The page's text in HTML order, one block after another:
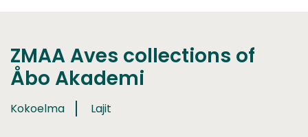
ZMAA Aves collections of
Åbo Akademi
Kokoelma Lajit